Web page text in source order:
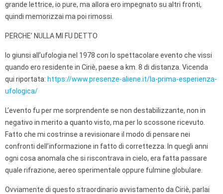
grande lettrice, io pure, ma allora ero impegnato su altri fronti,
quindi memorizzai ma poi rimossi.
PERCHE’ NULLA MI FU DETTO
Io giunsi all’ufologia nel 1978 con lo spettacolare evento che vissi
quando ero residente in Ciriè, paese a km. 8 di distanza. Vicenda
qui riportata: https://www.presenze-aliene.it/la-prima-esperienza-
ufologica/
L’evento fu per me sorprendente se non destabilizzante, non in
negativo in merito a quanto visto, ma per lo scossone ricevuto.
Fatto che mi costrinse a revisionare il modo di pensare nei
confronti dell’informazione in fatto di correttezza. In quegli anni
ogni cosa anomala che si riscontrava in cielo, era fatta passare
quale rifrazione, aereo sperimentale oppure fulmine globulare.
Ovviamente di questo straordinario avvistamento da Ciriè, parlai